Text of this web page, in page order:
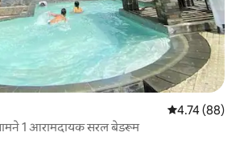
औसत रेटिंग 5 में
4.74 (88)
1 आरामदायक सरल बेडरूम